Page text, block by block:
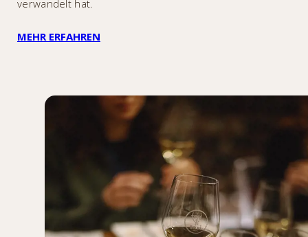
verwandelt hat.
MEHR ERFAHREN